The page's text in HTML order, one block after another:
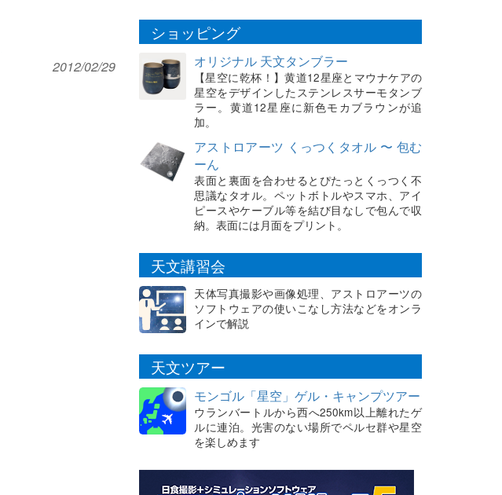
2012/02/29
ショッピング
オリジナル 天文タンブラー
【星空に乾杯！】黄道12星座とマウナケアの
星空をデザインしたステンレスサーモタンブ
ラー。黄道12星座に新色モカブラウンが追
加。
アストロアーツ くっつくタオル 〜 包む
ーん
表面と裏面を合わせるとぴたっとくっつく不
思議なタオル。ペットボトルやスマホ、アイ
ピースやケーブル等を結び目なしで包んで収
納。表面には月面をプリント。
天文講習会
天体写真撮影や画像処理、アストロアーツの
ソフトウェアの使いこなし方法などをオンラ
インで解説
天文ツアー
モンゴル「星空」ゲル・キャンプツアー
ウランバートルから西へ250km以上離れたゲ
ルに連泊。光害のない場所でペルセ群や星空
を楽しめます